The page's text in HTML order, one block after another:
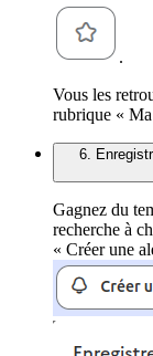
.
Vous les
rubrique «
6.
Gagnez du
recherche à
« Créer une